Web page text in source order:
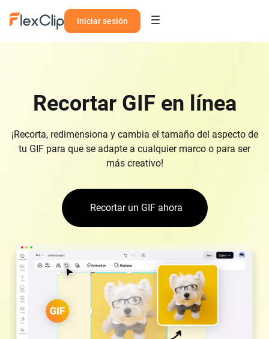
Iniciar sesión
Recortar GIF en línea
¡Recorta, redimensiona y cambia el tamaño del aspecto de
tu GIF para que se adapte a cualquier marco o para ser
más creativo!
Recortar un GIF ahora